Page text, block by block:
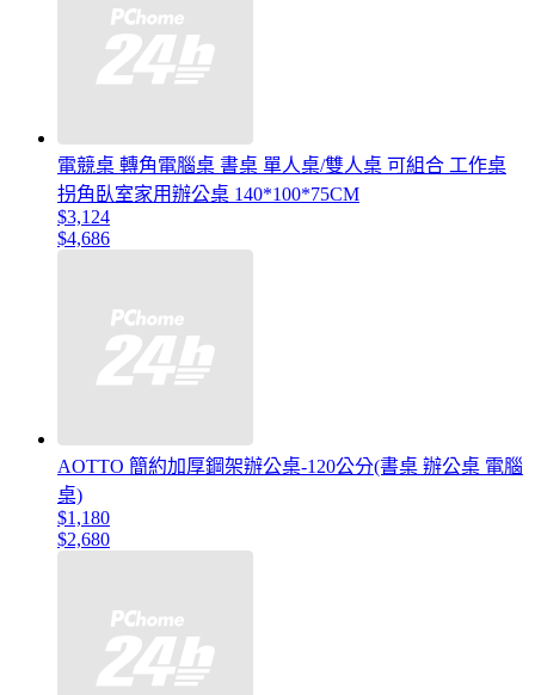
電競桌 轉角電腦桌 書桌 單人桌/雙人桌 可組合 工作桌
拐角臥室家用辦公桌 140*100*75CM
$3,124
$4,686
AOTTO 簡約加厚鋼架辦公桌-120公分(書桌 辦公桌 電腦
桌)
$1,180
$2,680